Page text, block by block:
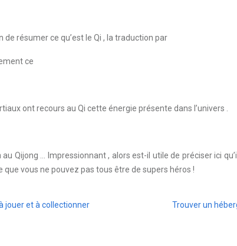
de résumer ce qu’est le Qi , la traduction par
ce
ont recours au Qi cette énergie présente dans l’univers .
Qijong … Impressionnant , alors est-il utile de préciser ici
vous ne pouvez pas tous être de supers héros !
jouer et à collectionner Trouver un